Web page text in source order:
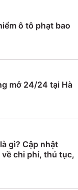
ô tô phạt bao
mở 24/24 tại Hà
gì? Cập nhật
chi phí, thủ tục,